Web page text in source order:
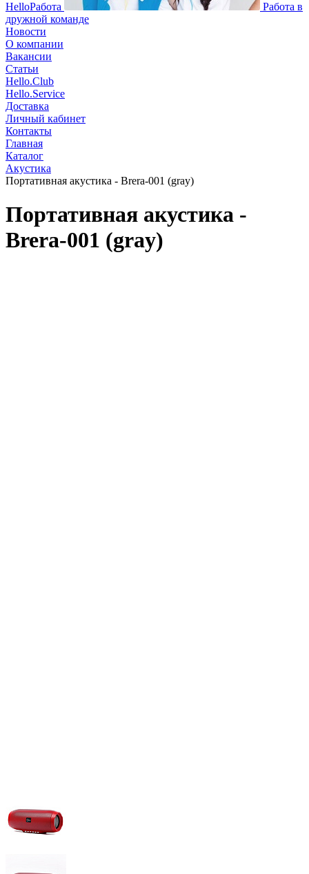
HelloРабота
Работа в
дружной команде
Новости
О компании
Вакансии
Статьи
Hello.Club
Hello.Service
Доставка
Личный кабинет
Контакты
Главная
Каталог
Акустика
Портативная акустика - Brera-001 (gray)
Портативная акустика -
Brera-001 (gray)